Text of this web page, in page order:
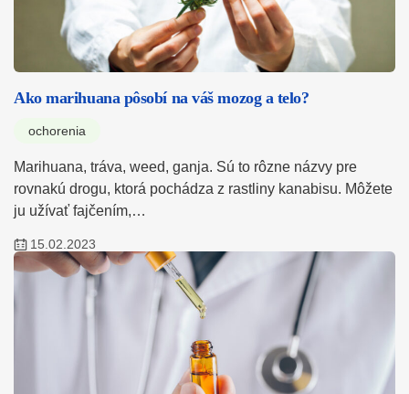
Ako marihuana pôsobí na váš mozog a telo?
ochorenia
Marihuana, tráva, weed, ganja. Sú to rôzne názvy pre
rovnakú drogu, ktorá pochádza z rastliny kanabisu. Môžete
ju užívať fajčením,…
15.02.2023